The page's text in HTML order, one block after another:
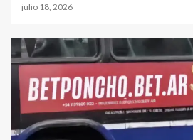
julio 18, 2026